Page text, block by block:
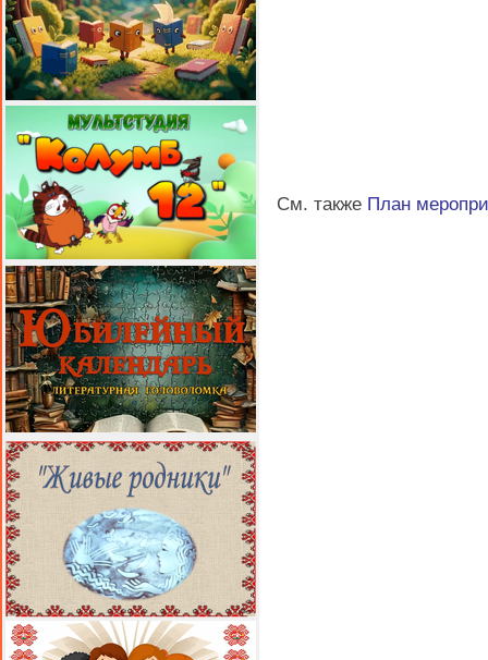
См. также План